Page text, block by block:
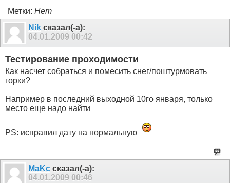
Метки: Нет
Nik сказал(-а):
04.01.2009 00:42
Тестирование проходимости
Как насчет собраться и помесить снег/поштурмовать
горки?
Например в последний выходной 10го января, только
место еще надо найти
PS: исправил дату на нормальную
MaKc сказал(-а):
04.01.2009 00:46